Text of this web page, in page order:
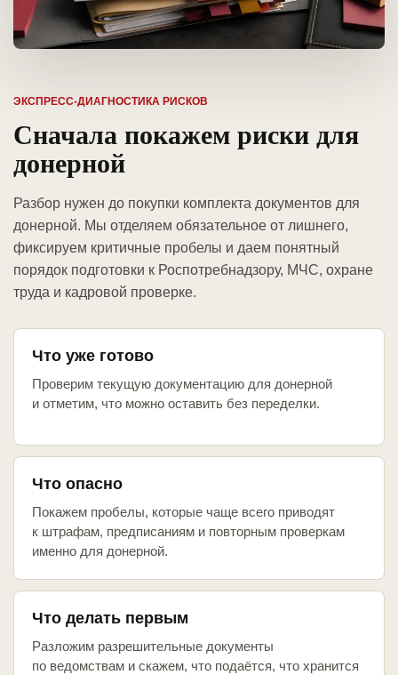
ЭКСПРЕСС-ДИАГНОСТИКА РИСКОВ
Сначала покажем риски для
донерной
Разбор нужен до покупки комплекта документов для
донерной. Мы отделяем обязательное от лишнего,
фиксируем критичные пробелы и даем понятный
порядок подготовки к Роспотребнадзору, МЧС, охране
труда и кадровой проверке.
Что уже готово
Проверим текущую документацию для донерной
и отметим, что можно оставить без переделки.
Что опасно
Покажем пробелы, которые чаще всего приводят
к штрафам, предписаниям и повторным проверкам
именно для донерной.
Что делать первым
Разложим разрешительные документы
по ведомствам и скажем, что подаётся, что хранится